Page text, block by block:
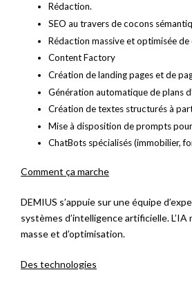
Rédaction.
SEO au travers de cocons
Rédaction massive et optimisée
Content Factory
Création de landing pages et de
Génération automatique de plans
Création de textes structurés à
Mise à disposition de prompts
ChatBots spécialisés (immobilier,
Comment ça marche
DEMIUS s’appuie sur une équipe
systèmes d’intelligence artificielle.
masse et d’optimisation.
Des technologies